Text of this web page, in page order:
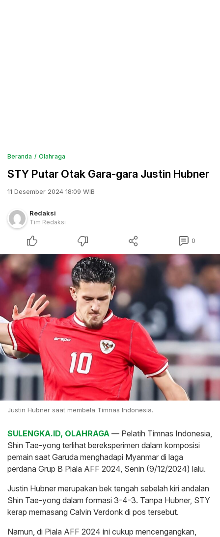
Beranda Olahraga
STY Putar Otak Gara-gara Justin Hubner
11 Desember 2024 18:09 WIB
Redaksi
Tim Redaksi
0
Justin Hubner saat membela Timnas Indonesia.
SULENGKA.ID, OLAHRAGA — Pelatih Timnas Indonesia,
Shin Tae-yong terlihat bereksperimen dalam komposisi
pemain saat Garuda menghadapi Myanmar di laga
perdana Grup B Piala AFF 2024, Senin (9/12/2024) lalu.
Justin Hubner merupakan bek tengah sebelah kiri andalan
Shin Tae-yong dalam formasi 3-4-3. Tanpa Hubner, STY
kerap memasang Calvin Verdonk di pos tersebut.
Namun, di Piala AFF 2024 ini cukup mencengangkan,